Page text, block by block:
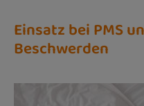
Einsatz bei PMS
Beschwerden